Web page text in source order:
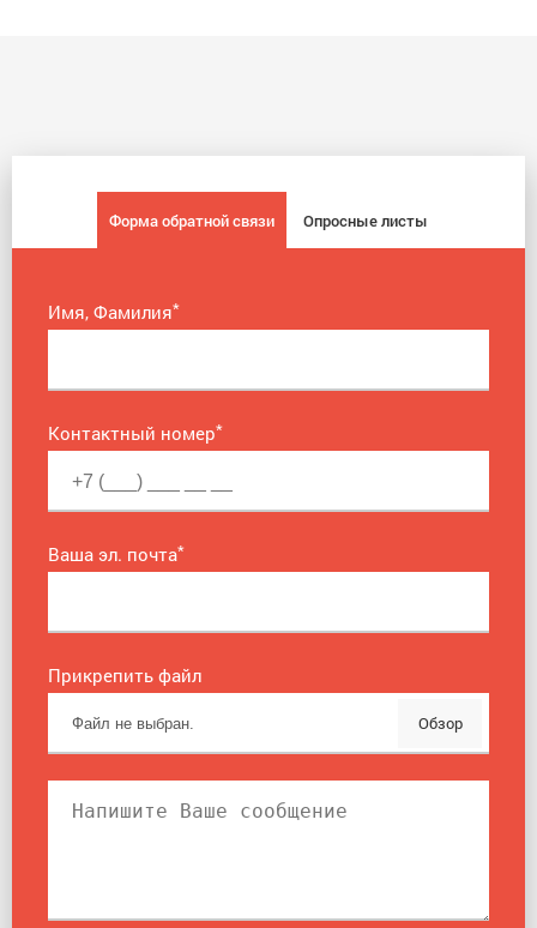
Форма обратной связи Опросные листы
Имя, Фамилия*
Контактный номер*
Ваша эл. почта*
Прикрепить файл
Обзор